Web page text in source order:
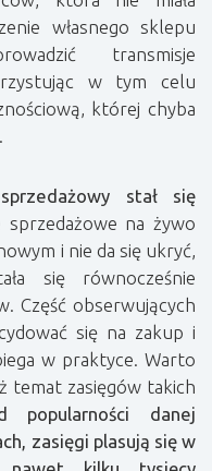
własnego sklepu
transmisje
w tym celu
której chyba
stał się
sprzedażowe na żywo
i nie da się ukryć,
się równocześnie
Część obserwujących
się na zakup i
w praktyce. Warto
temat zasięgów takich
popularności danej
zasięgi plasują się w